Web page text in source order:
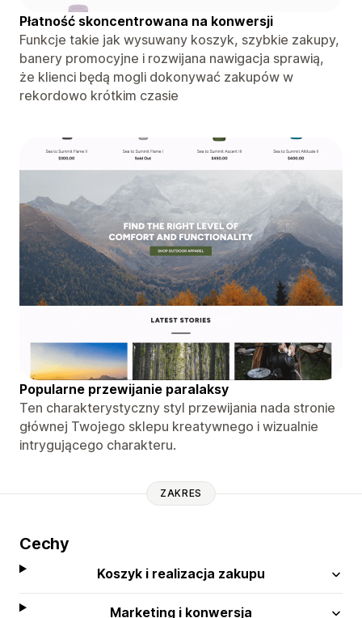
Płatność skoncentrowana na konwersji
Funkcje takie jak wysuwany koszyk, szybkie zakupy,
banery promocyjne i rozwijana nawigacja sprawią,
że klienci będą mogli dokonywać zakupów w
rekordowo krótkim czasie
Popularne przewijanie paralaksy
Ten charakterystyczny styl przewijania nada stronie
głównej Twojego sklepu kreatywnego i wizualnie
intrygującego charakteru.
ZAKRES
Cechy
Koszyk i realizacja zakupu
Marketing i konwersja